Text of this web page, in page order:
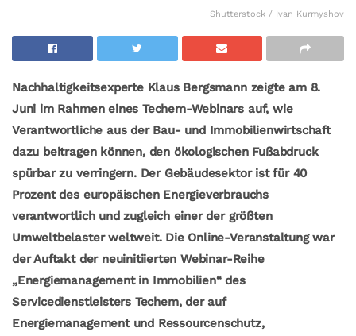
Shutterstock / Ivan Kurmyshov
Nachhaltigkeitsexperte Klaus Bergsmann zeigte am 8.
Juni im Rahmen eines Techem-Webinars auf, wie
Verantwortliche aus der Bau- und Immobilienwirtschaft
dazu beitragen können, den ökologischen Fußabdruck
spürbar zu verringern. Der Gebäudesektor ist für 40
Prozent des europäischen Energieverbrauchs
verantwortlich und zugleich einer der größten
Umweltbelaster weltweit. Die Online-Veranstaltung war
der Auftakt der neuinitiierten Webinar-Reihe
„Energiemanagement in Immobilien“ des
Servicedienstleisters Techem, der auf
Energiemanagement und Ressourcenschutz,